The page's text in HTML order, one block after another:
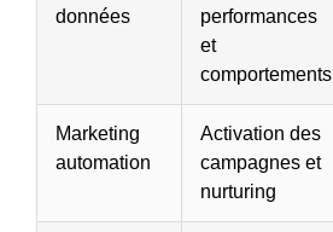
données
performances
et
comportements
Marketing
automation
Activation des
campagnes et
nurturing